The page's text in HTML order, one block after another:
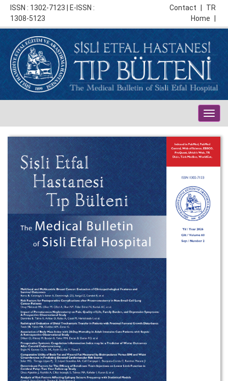
ISSN : 1302-7123 | E-ISSN :
1308-5123
TR
Contact
Home